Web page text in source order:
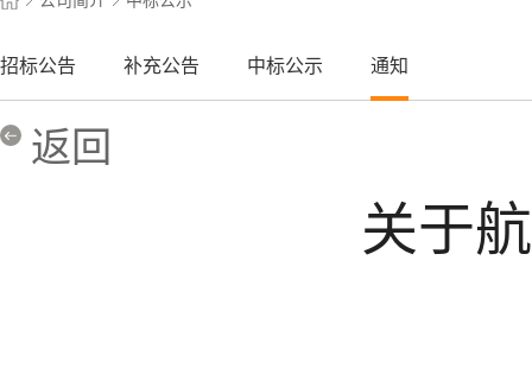
招标公告 补充公告 中标公示 通知
返回
关于